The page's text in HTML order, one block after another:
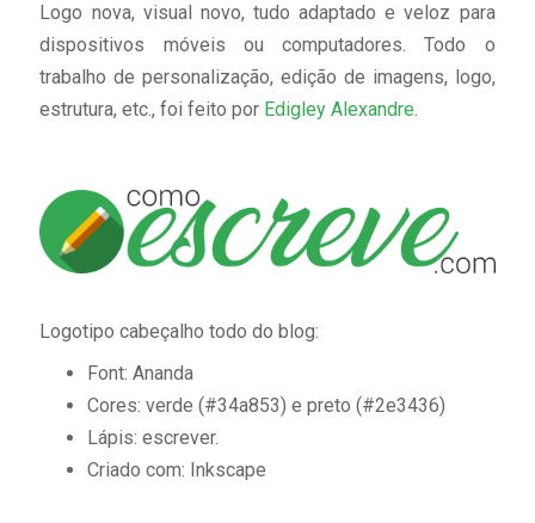
Logo nova, visual novo, tudo adaptado e veloz para
dispositivos móveis ou computadores. Todo o
trabalho de personalização, edição de imagens, logo,
estrutura, etc., foi feito por Edigley Alexandre.
Logotipo cabeçalho todo do blog:
Font: Ananda
Cores: verde (#34a853) e preto (#2e3436)
Lápis: escrever.
Criado com: Inkscape